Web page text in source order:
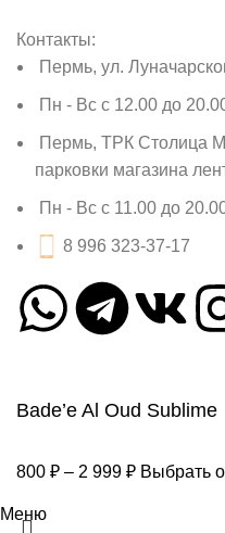
Контакты:
Пермь, ул.
Пн - Вс с 12.00 до
Пермь, ТРК Столица
парковки магазина
Пн - Вс с 11.00 до
8 996 323-37-17
Bade’e Al Oud Sublime
800 ₽ – 2 999 ₽ Выбрать
Меню